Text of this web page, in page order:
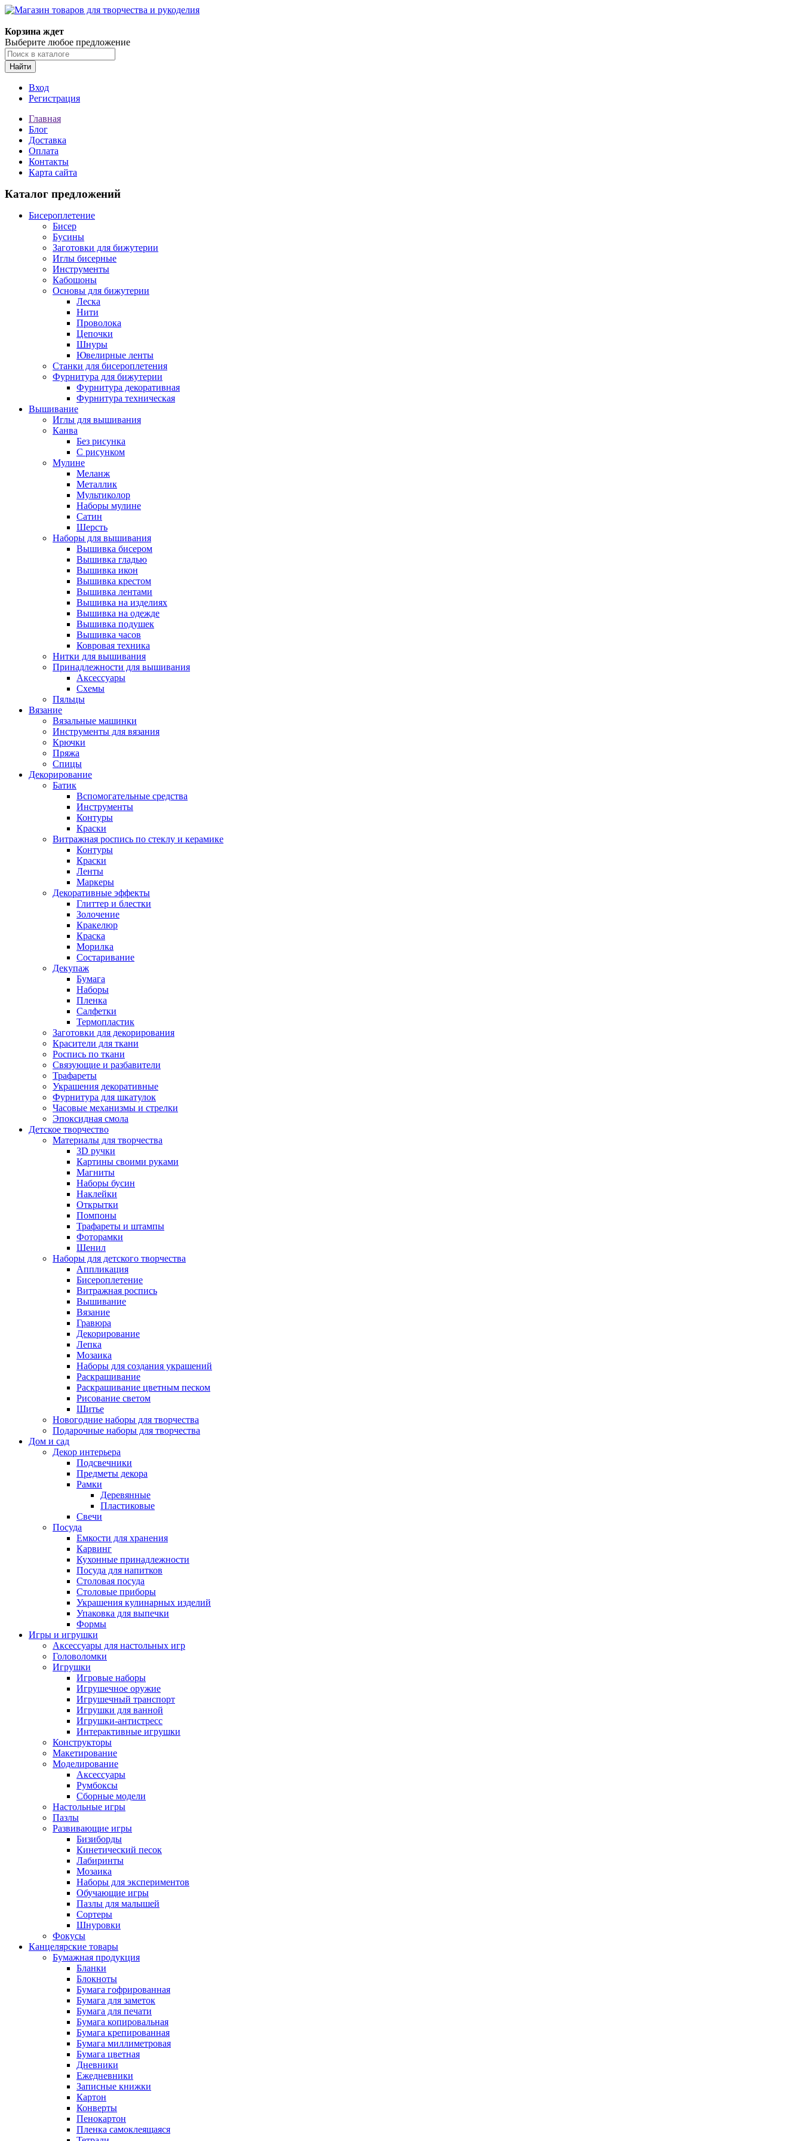
Корзина ждет
Выберите любое предложение
Найти
Вход
Регистрация
Главная
Блог
Доставка
Оплата
Контакты
Карта сайта
Каталог предложений
Бисероплетение
Бисер
Бусины
Заготовки для бижутерии
Иглы бисерные
Инструменты
Кабошоны
Основы для бижутерии
Леска
Нити
Проволока
Цепочки
Шнуры
Ювелирные ленты
Станки для бисероплетения
Фурнитура для бижутерии
Фурнитура декоративная
Фурнитура техническая
Вышивание
Иглы для вышивания
Канва
Без рисунка
С рисунком
Мулине
Меланж
Металлик
Мультиколор
Наборы мулине
Сатин
Шерсть
Наборы для вышивания
Вышивка бисером
Вышивка гладью
Вышивка икон
Вышивка крестом
Вышивка лентами
Вышивка на изделиях
Вышивка на одежде
Вышивка подушек
Вышивка часов
Ковровая техника
Нитки для вышивания
Принадлежности для вышивания
Аксессуары
Схемы
Пяльцы
Вязание
Вязальные машинки
Инструменты для вязания
Крючки
Пряжа
Спицы
Декорирование
Батик
Вспомогательные средства
Инструменты
Контуры
Краски
Витражная роспись по стеклу и керамике
Контуры
Краски
Ленты
Маркеры
Декоративные эффекты
Глиттер и блестки
Золочение
Кракелюр
Краска
Морилка
Состаривание
Декупаж
Бумага
Наборы
Пленка
Салфетки
Термопластик
Заготовки для декорирования
Красители для ткани
Роспись по ткани
Связующие и разбавители
Трафареты
Украшения декоративные
Фурнитура для шкатулок
Часовые механизмы и стрелки
Эпоксидная смола
Детское творчество
Материалы для творчества
3D ручки
Картины своими руками
Магниты
Наборы бусин
Наклейки
Открытки
Помпоны
Трафареты и штампы
Фоторамки
Шенил
Наборы для детского творчества
Аппликация
Бисероплетение
Витражная роспись
Вышивание
Вязание
Гравюра
Декорирование
Лепка
Мозаика
Наборы для создания украшений
Раскрашивание
Раскрашивание цветным песком
Рисование светом
Шитье
Новогодние наборы для творчества
Подарочные наборы для творчества
Дом и сад
Декор интерьера
Подсвечники
Предметы декора
Рамки
Деревянные
Пластиковые
Свечи
Посуда
Емкости для хранения
Карвинг
Кухонные принадлежности
Посуда для напитков
Столовая посуда
Столовые приборы
Украшения кулинарных изделий
Упаковка для выпечки
Формы
Игры и игрушки
Аксессуары для настольных игр
Головоломки
Игрушки
Игровые наборы
Игрушечное оружие
Игрушечный транспорт
Игрушки для ванной
Игрушки-антистресс
Интерактивные игрушки
Конструкторы
Макетирование
Моделирование
Аксессуары
Румбоксы
Сборные модели
Настольные игры
Пазлы
Развивающие игры
Бизиборды
Кинетический песок
Лабиринты
Мозаика
Наборы для экспериментов
Обучающие игры
Пазлы для малышей
Сортеры
Шнуровки
Фокусы
Канцелярские товары
Бумажная продукция
Бланки
Блокноты
Бумага гофрированная
Бумага для заметок
Бумага для печати
Бумага копировальная
Бумага крепированная
Бумага миллиметровая
Бумага цветная
Дневники
Ежедневники
Записные книжки
Картон
Конверты
Пенокартон
Пленка самоклеящаяся